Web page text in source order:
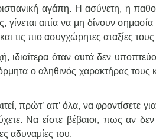
αγάπη. Η ασύνετη, η
γίνεται αιτία να μη δίνουν
τις πιο ασυγχώρητες αταξίες
ιδιαίτερα όταν αυτά δεν
ο αληθινός χαρακτήρας τους
πρώτ’ απ’ όλα, να φροντίσετε
Να είστε βέβαιοι, πως αν
αδυναμίες του.